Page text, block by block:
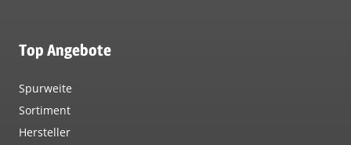
Top Angebote
Spurweite
Sortiment
Hersteller